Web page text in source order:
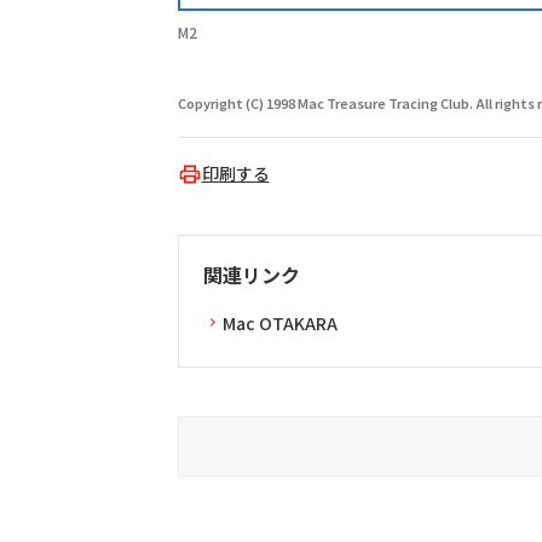
M2
Copyright (C) 1998 Mac Treasure Tracing Club. All rights
印刷する
関連リンク
Mac OTAKARA